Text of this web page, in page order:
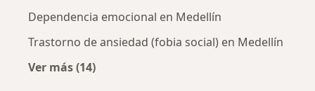
Dependencia emocional en Medellín
Trastorno de ansiedad (fobia social) en Medellín
Ver más (14)